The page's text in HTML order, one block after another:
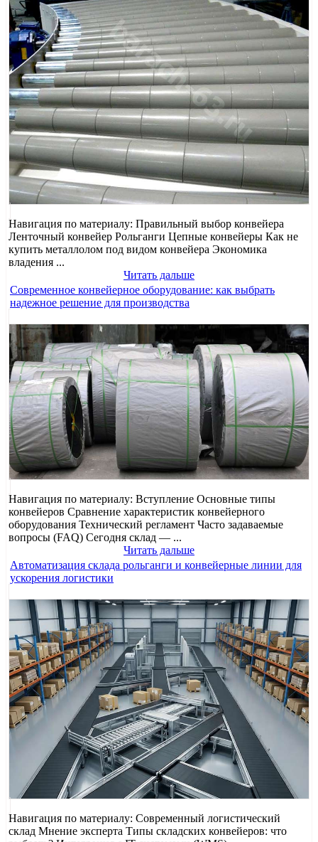
Навигация по материалу: Правильный выбор конвейера
Ленточный конвейер Рольганги Цепные конвейеры Как не
купить металлолом под видом конвейера Экономика
владения ...
Читать дальше
Современное конвейерное оборудование: как выбрать
надежное решение для производства
Навигация по материалу: Вступление Основные типы
конвейеров Сравнение характеристик конвейерного
оборудования Технический регламент Часто задаваемые
вопросы (FAQ) Сегодня склад — ...
Читать дальше
Автоматизация склада рольганги и конвейерные линии для
ускорения логистики
Навигация по материалу: Современный логистический
склад Мнение эксперта Типы складских конвейеров: что